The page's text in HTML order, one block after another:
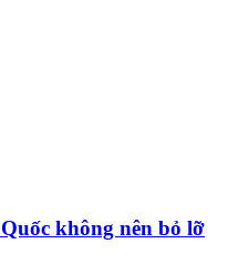
không nên bỏ lỡ